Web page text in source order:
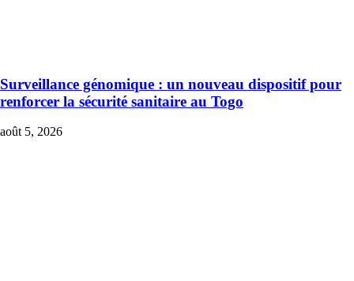
Surveillance génomique : un nouveau dispositif pour
renforcer la sécurité sanitaire au Togo
août 5, 2026